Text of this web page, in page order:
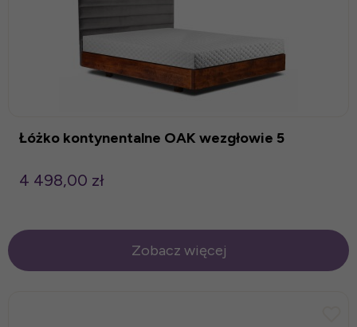
Łóżko kontynentalne OAK wezgłowie 5
4 498,00 zł
Zobacz więcej